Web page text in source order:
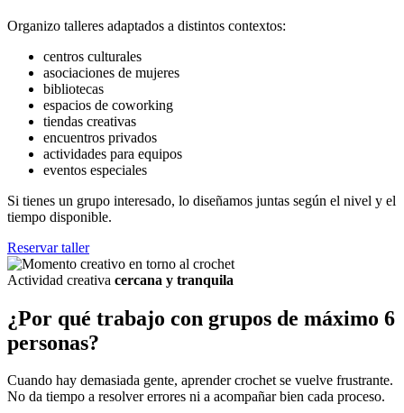
Organizo talleres adaptados a distintos contextos:
centros culturales
asociaciones de mujeres
bibliotecas
espacios de coworking
tiendas creativas
encuentros privados
actividades para equipos
eventos especiales
Si tienes un grupo interesado, lo diseñamos juntas según el nivel y el
tiempo disponible.
Reservar taller
Actividad creativa cercana y tranquila
¿Por qué trabajo con grupos de máximo 6
personas?
Cuando hay demasiada gente, aprender crochet se vuelve frustrante.
No da tiempo a resolver errores ni a acompañar bien cada proceso.